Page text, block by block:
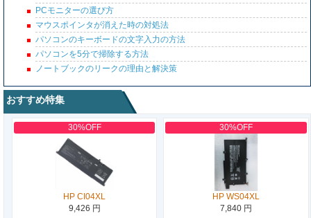
PCモニターの選び方
マウスポインタが消えた時の対処法
パソコンのキーボードの文字入力の方法
パソコンを5分で掃除する方法
ノートブックのリークの理由と解決策
おすすめ特集
30%OFF
HP CI04XL
9,426 円
30%OFF
HP WS04XL
7,840 円